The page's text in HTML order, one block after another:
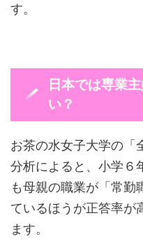
す。
日本では専業
い？
お茶の水女子大学の「
分析によると、小学６
も母親の職業が「常勤
ているほうが正答率が
ます。